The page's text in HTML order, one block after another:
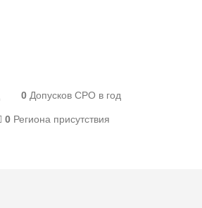
0 Допусков СРО в год
0 Региона присутствия